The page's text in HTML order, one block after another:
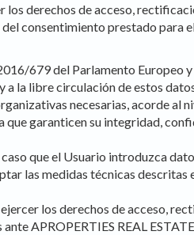
derechos de acceso,
consentimiento prestado para
679 del Parlamento Europeo
la libre circulación de estos
necesarias, acorde
que garanticen su integridad,
que el Usuario introduzca
las medidas técnicas
ejercer los derechos de acceso,
APROPERTIES REAL